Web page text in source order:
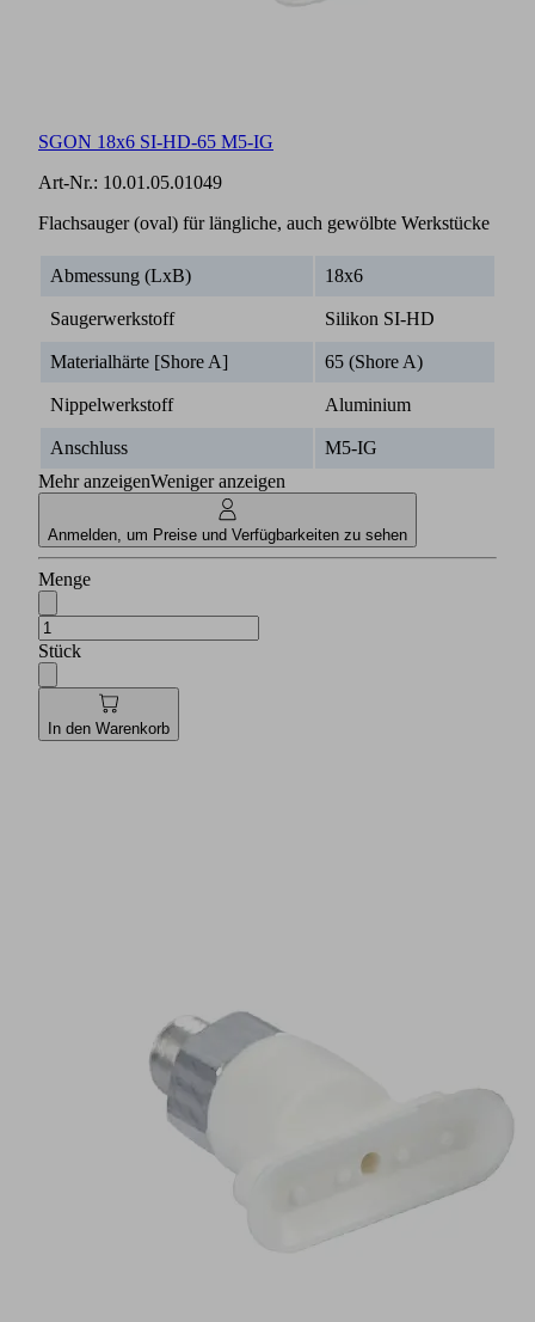
SGON 18x6 SI-HD-65 M5-IG
Art-Nr.: 10.01.05.01049
Flachsauger (oval) für längliche, auch gewölbte Werkstücke
Abmessung (LxB) 18x6
Saugerwerkstoff Silikon SI-HD
Materialhärte [Shore A] 65 (Shore A)
Nippelwerkstoff Aluminium
Anschluss
M5-IG
Mehr anzeigenWeniger anzeigen
Anmelden, um Preise und Verfügbarkeiten zu sehen
Menge
Stück
In den Warenkorb